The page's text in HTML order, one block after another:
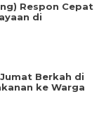
Respon Cepat
di
Berkah di
ke Warga